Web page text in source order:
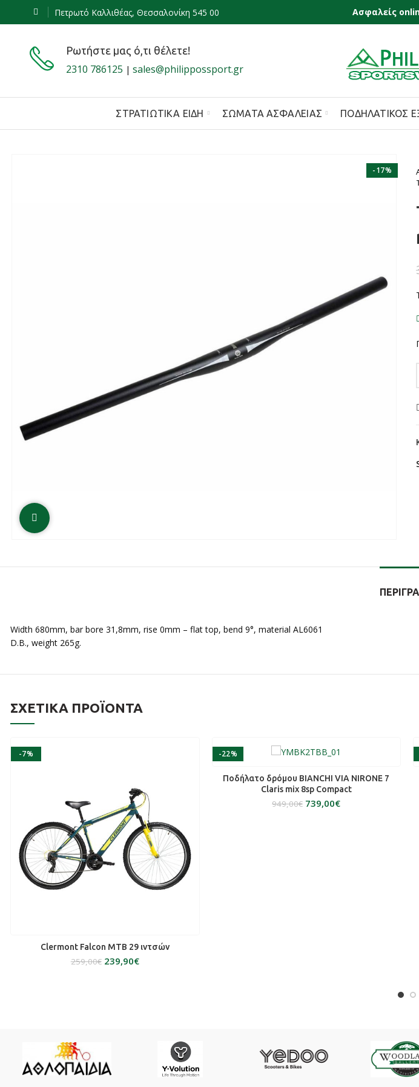
Πετρωτό Καλλιθέας, Θεσσαλονίκη 545 00 Ασφαλείς
Ρωτήστε μας ό,τι θέλετε!
2310 786125 | sales@philippossport.gr
ΣΤΡΑΤΙΩΤΙΚΆ ΕΊΔΗ ΣΏΜΑΤΑ ΑΣΦΑΛΕΊΑΣ ΠΟΔΗΛΑΤΙΚΌΣ
-17%
Width 680mm, bar bore 31,8mm, rise 0mm – flat top, bend 9°, material AL6061
D.B., weight 265g.
ΣΧΕΤΙΚΆ ΠΡΟΪΌΝΤΑ
-7%
ΕΠΙΛΟΓΉ
Clermont Falcon MTB 29 ιντσών
259,00€ 239,90€
-22%
SOLD OUTΔΙΑΒΆΣΤΕ ΠΕΡΙΣΣΌΤΕΡΑ
Ποδήλατο δρόμου BIANCHI VIA NIRONE 7
Claris mix 8sp Compact
949,00€ 739,00€